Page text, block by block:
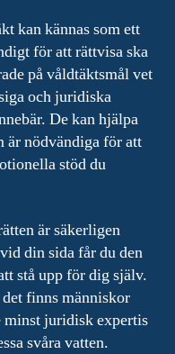
kan kännas som ett
för att rättvisa ska
på våldtäktsmål vet
och juridiska
De kan hjälpa
är nödvändiga för att
stöd du
är säkerligen
din sida får du den
stå upp för dig själv.
finns människor
juridisk expertis
svåra vatten.